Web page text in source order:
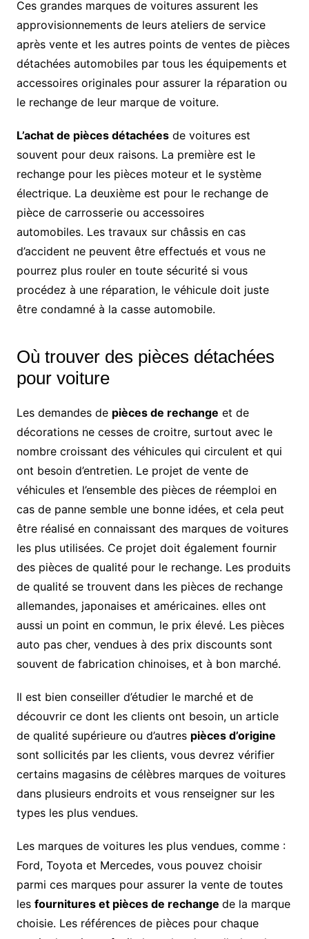
Ces grandes marques de voitures assurent les
approvisionnements de leurs ateliers de service
après vente et les autres points de ventes de pièces
détachées automobiles par tous les équipements et
accessoires originales pour assurer la réparation ou
le rechange de leur marque de voiture.
L’achat de pièces détachéesde voitures est
souvent pour deux raisons. La première est le
rechange pour les pièces moteur et le système
électrique. La deuxième est pour le rechange de
pièce de carrosserie ou accessoires
automobiles. Les travaux sur châssis en cas
d’accident ne peuvent être effectués et vous ne
pourrez plus rouler en toute sécurité si vous
procédez à une réparation, le véhicule doit juste
être condamné à la casse automobile.
Où trouver des pièces détachées
pour voiture
Les demandes de pièces de rechange et de
décorations ne cesses de croitre, surtout avec le
nombre croissant des véhicules qui circulent et qui
ont besoin d’entretien. Le projet de vente de
véhicules et l’ensemble des pièces de réemploi en
cas de panne semble une bonne idées, et cela peut
être réalisé en connaissant des marques de voitures
les plus utilisées. Ce projet doit également fournir
des pièces de qualité pour le rechange. Les produits
de qualité se trouvent dans les pièces de rechange
allemandes, japonaises et américaines. elles ont
aussi un point en commun, le prix élevé. Les pièces
auto pas cher, vendues à des prix discounts sont
souvent de fabrication chinoises, et à bon marché.
Il est bien conseiller d’étudier le marché et de
découvrir ce dont les clients ont besoin, un article
de qualité supérieure ou d’autres pièces d’origine
sont sollicités par les clients, vous devrez vérifier
certains magasins de célèbres marques de voitures
dans plusieurs endroits et vous renseigner sur les
types les plus vendues.
Les marques de voitures les plus vendues, comme :
Ford, Toyota et Mercedes, vous pouvez choisir
parmi ces marques pour assurer la vente de toutes
les fournitures et pièces de rechange de la marque
choisie. Les références de pièces pour chaque